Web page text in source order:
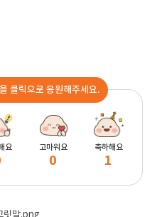
클릭으로 응원해주세요.
요 고마워요
0
축하해요
1